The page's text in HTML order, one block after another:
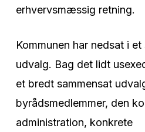
erhvervsmæssig retning.
Kommunen har nedsat i
udvalg. Bag det lidt
et bredt sammensat
byrådsmedlemmer, den
administration, konkrete